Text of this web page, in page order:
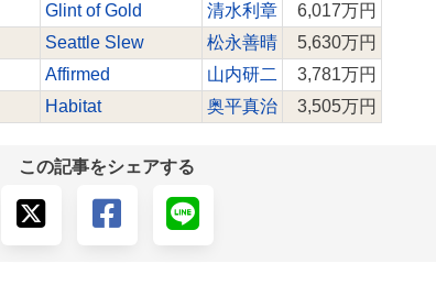
Glint of Gold 清水利章
6,017万円
Seattle Slew 松永善晴
5,630万円
Affirmed 山内研二
3,781万円
Habitat 奥平真治 3,505万円
この記事をシェアする